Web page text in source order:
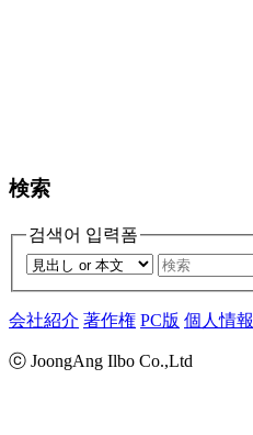
検索
검색어 입력폼
会社紹介 著作権 PC版 個人情報
ⓒ JoongAng Ilbo Co.,Ltd